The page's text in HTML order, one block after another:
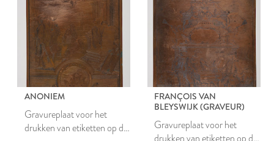
ANONIEM
Gravureplaat voor het
drukken van etiketten op de
FRANÇOIS VAN
BLEYSWIJK (GRAVEUR)
Gravureplaat voor het